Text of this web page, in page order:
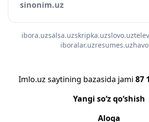
sinonim.uz
ibora.uzsalsa.uzskripka.uzslovo.uz
iboralar.uzresumes.uz
Imlo.uz saytining bazasida jami 87
Yangi so‘z qo‘shish
Aloqa